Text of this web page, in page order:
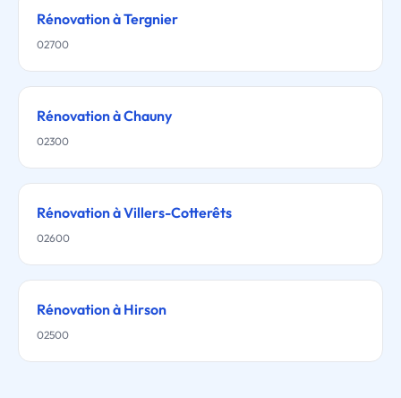
Rénovation à Tergnier
02700
Rénovation à Chauny
02300
Rénovation à Villers-Cotterêts
02600
Rénovation à Hirson
02500